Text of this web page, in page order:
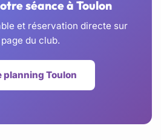
séance à Toulon
et réservation directe sur
du club.
planning Toulon